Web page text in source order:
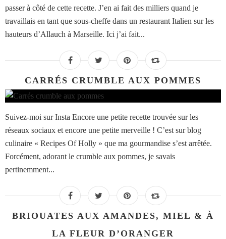
passer à côté de cette recette. J’en ai fait des milliers quand je
travaillais en tant que sous-cheffe dans un restaurant Italien sur les
hauteurs d’Allauch à Marseille. Ici j’ai fait...
CARRÉS CRUMBLE AUX POMMES
Suivez-moi sur Insta Encore une petite recette trouvée sur les
réseaux sociaux et encore une petite merveille ! C’est sur blog
culinaire « Recipes Of Holly » que ma gourmandise s’est arrêtée.
Forcément, adorant le crumble aux pommes, je savais
pertinemment...
BRIOUATES AUX AMANDES, MIEL & À
LA FLEUR D’ORANGER